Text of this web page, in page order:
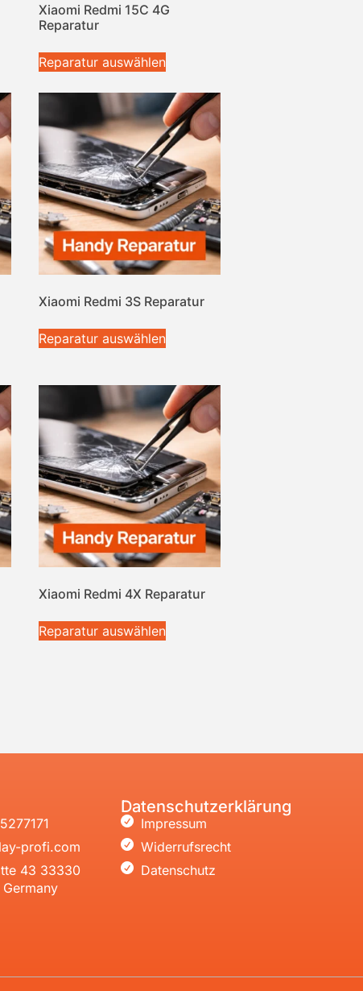
Xiaomi Redmi 15C 4G
Reparatur
Reparatur auswählen
Xiaomi Redmi 3S Reparatur
Reparatur auswählen
Xiaomi Redmi 4X Reparatur
Reparatur auswählen
profi.com
43 33330
Datenschutzerklärung
Impressum
Widerrufsrecht
Datenschutz